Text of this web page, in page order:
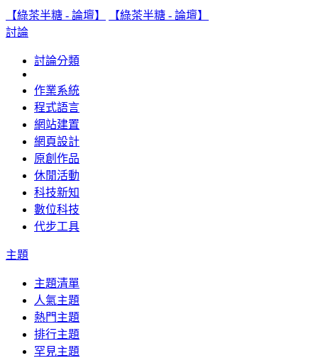
【綠茶半糖 - 論壇】
【綠茶半糖 - 論壇】
討論
討論分類
作業系統
程式語言
網站建置
網頁設計
原創作品
休閒活動
科技新知
數位科技
代步工具
主題
主題清單
人氣主題
熱門主題
排行主題
罕見主題